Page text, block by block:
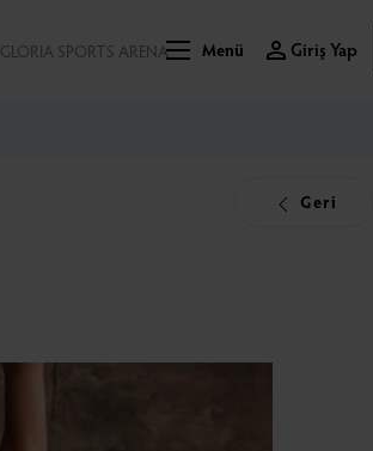
GLORIA SPORTS ARENA Giriş Yap
Menü
Geri